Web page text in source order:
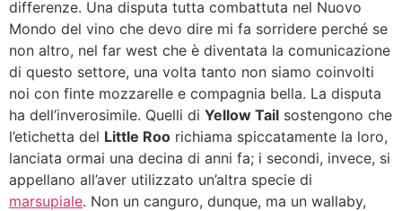
differenze. Una disputa tutta combattuta nel Nuovo
Mondo del vino che devo dire mi fa sorridere perché se
non altro, nel far west che è diventata la comunicazione
di questo settore, una volta tanto non siamo coinvolti
noi con finte mozzarelle e compagnia bella. La disputa
ha dell’inverosimile. Quelli di Yellow Tail sostengono che
l’etichetta del Little Roo richiama spiccatamente la loro,
lanciata ormai una decina di anni fa; i secondi, invece, si
appellano all’aver utilizzato un’altra specie di
marsupiale. Non un canguro, dunque, ma un wallaby,